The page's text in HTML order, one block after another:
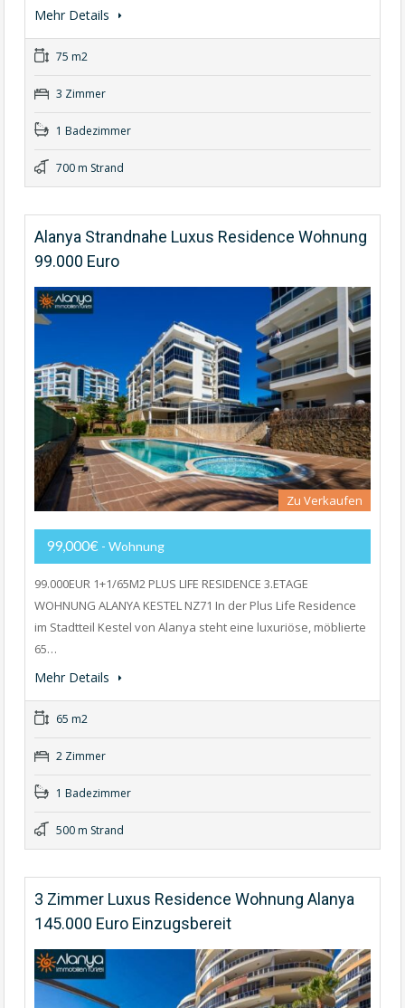
Mehr Details
75 m2
3 Zimmer
1 Badezimmer
700 m Strand
Alanya Strandnahe Luxus Residence Wohnung
99.000 Euro
Zu Verkaufen
99,000€ - Wohnung
99.000EUR 1+1/65M2 PLUS LIFE RESIDENCE 3.ETAGE
WOHNUNG ALANYA KESTEL NZ71 In der Plus Life Residence
im Stadtteil Kestel von Alanya steht eine luxuriöse, möblierte
65…
Mehr Details
65 m2
2 Zimmer
1 Badezimmer
500 m Strand
3 Zimmer Luxus Residence Wohnung Alanya
145.000 Euro Einzugsbereit